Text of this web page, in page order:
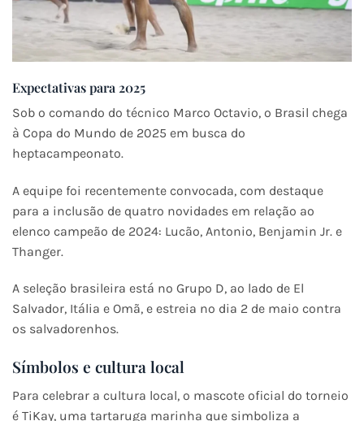
Expectativas para 2025
Sob o comando do técnico Marco Octavio, o Brasil chega
à Copa do Mundo de 2025 em busca do
heptacampeonato.
A equipe foi recentemente convocada, com destaque
para a inclusão de quatro novidades em relação ao
elenco campeão de 2024: Lucão, Antonio, Benjamin Jr. e
Thanger.
A seleção brasileira está no Grupo D, ao lado de El
Salvador, Itália e Omã, e estreia no dia 2 de maio contra
os salvadorenhos. ​
Símbolos e cultura local
Para celebrar a cultura local, o mascote oficial do torneio
é TiKay, uma tartaruga marinha que simboliza a